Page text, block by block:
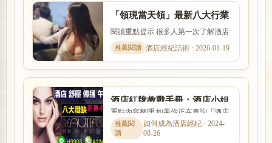
「領現當天領」最新八大行業
打工，酒店會館高薪兼職搶先
看
閱讀重點提示 很多人第一次了解酒店
工作時，最在意的就是收入怎麼計
算、是否可以日領現領，以及...
酒店經紀話術 · 2026-01-19
酒店紅牌教戰手冊：酒店小姐
要如何抓住客人的心?
重點內容整理 如果你正在查詢「酒店
紅牌教戰手冊：酒店小姐要如何抓住
客人的心?」，本篇會用較容...
如何成為酒店經紀 · 2024-
08-26